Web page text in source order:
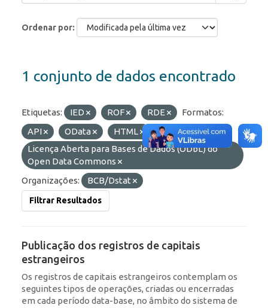
Ordenar por
1 conjunto de dados encontrado
Etiquetas: IED ROF RDE
Formatos:
API
OData HTML
Licenças:
Licença Aberta para Bases de Dados (ODbL) do
Open Data Commons
Organizações:
BCB/Dstat
Filtrar Resultados
Publicação dos registros de capitais
estrangeiros
Os registros de capitais estrangeiros contemplam os
seguintes tipos de operações, criadas ou encerradas
em cada período data-base, no âmbito do sistema de